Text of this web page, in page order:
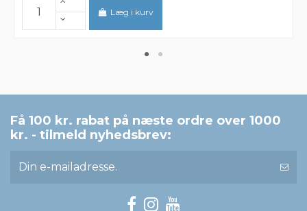
Læg i kurv
Få 100 kr. rabat på næste ordre over 1000
kr. - tilmeld nyhedsbrev: